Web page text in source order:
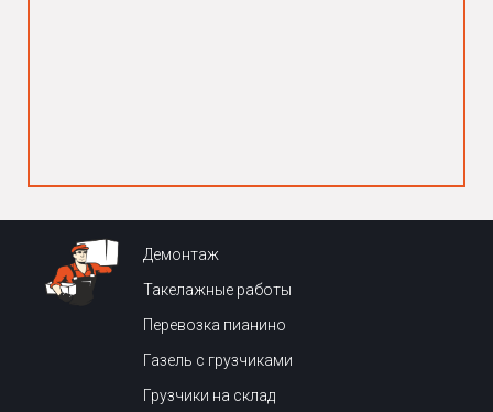
Демонтаж
Такелажные работы
Перевозка пианино
Газель с грузчиками
Грузчики на склад